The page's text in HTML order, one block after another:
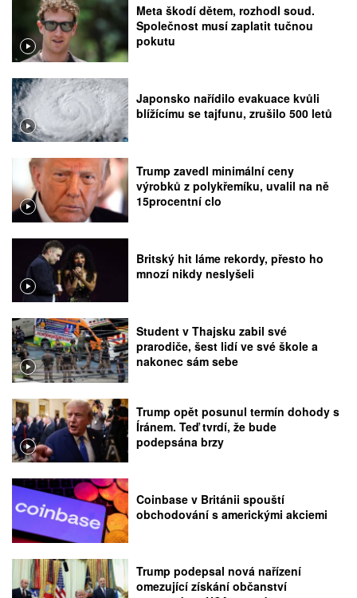
Meta škodí dětem, rozhodl soud.
Společnost musí zaplatit tučnou
pokutu
Japonsko nařídilo evakuace kvůli
blížícímu se tajfunu, zrušilo 500 letů
Trump zavedl minimální ceny
výrobků z polykřemíku, uvalil na ně
15procentní clo
Britský hit láme rekordy, přesto ho
mnozí nikdy neslyšeli
Student v Thajsku zabil své
prarodiče, šest lidí ve své škole a
nakonec sám sebe
Trump opět posunul termín dohody s
Íránem. Teď tvrdí, že bude
podepsána brzy
Coinbase v Británii spouští
obchodování s americkými akciemi
Trump podepsal nová nařízení
omezující získání občanství